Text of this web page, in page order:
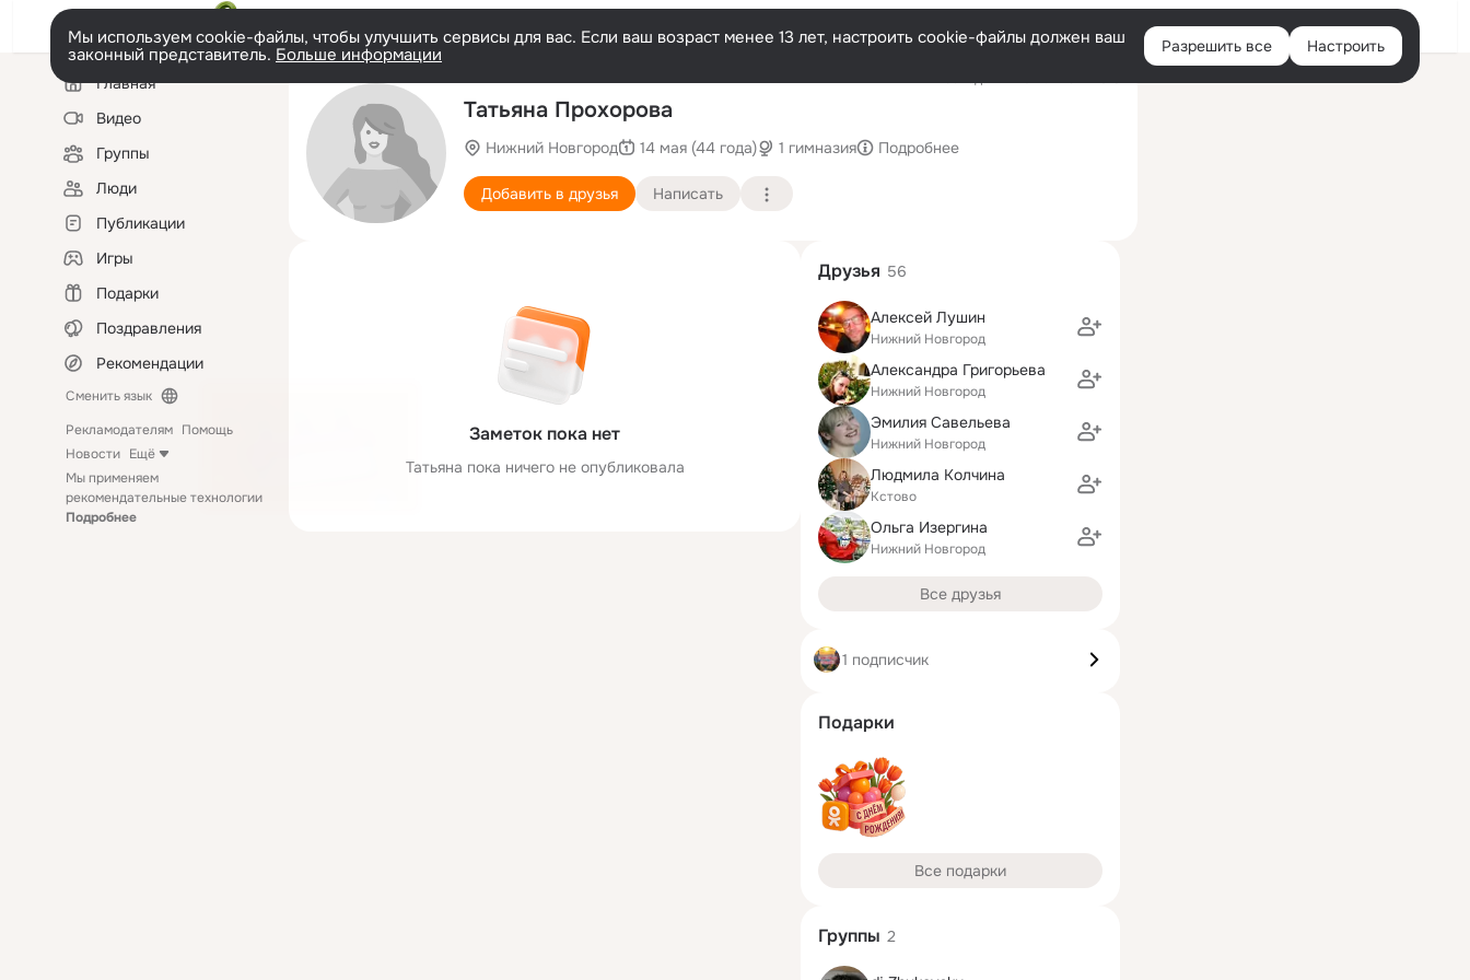
Войти
Мы используем cookie-файлы, чтобы улучшить сервисы для вас. Если ваш возраст менее 13 лет, настроить cookie-файлы должен ваш
законный представитель. Больше информации Разрешить все Настроить
Левая
колонкаГлавная
Видео
Группы
Люди
Публикации
Игры
Подарки
Поздравления
Рекомендации
Сменить язык
Рекламодателям Помощь
Новости Ещё
Мы применяем
рекомендательные технологии
Подробнее
Татьяна Прохорова
Нижний Новгород 14 мая (44 года) 1 гимназия Подробнее
Добавить в друзья Написать
Заметок пока нет
Татьяна пока ничего не опубликовала
Друзья 56
Алексей Лушин
Нижний Новгород
Александра Григорьева
Нижний Новгород
Эмилия Савельева
Нижний Новгород
Людмила Колчина
Кстово
Ольга Изергина
Нижний Новгород
Все друзья
1 подписчик
Подарки
Все подарки
Группы 2